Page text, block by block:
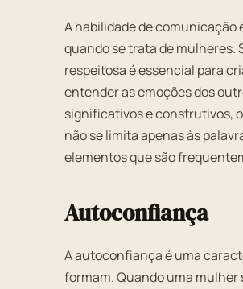
A habilidade de comunicação
quando se trata de mulheres.
respeitosa é essencial para
entender as emoções dos
significativos e construtivos,
não se limita apenas às
elementos que são
Autoconfiança
A autoconfiança é uma
formam. Quando uma mulher